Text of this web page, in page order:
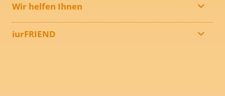
Wir helfen Ihnen
iurFRIEND